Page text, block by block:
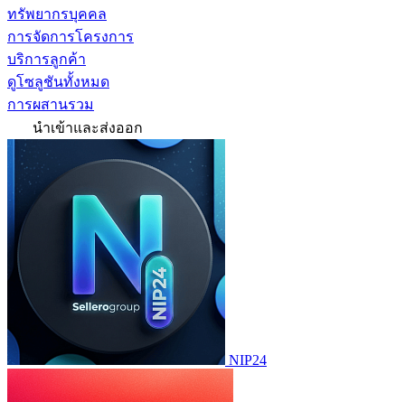
ทรัพยากรบุคคล
การจัดการโครงการ
บริการลูกค้า
ดูโซลูชันทั้งหมด
การผสานรวม
นำเข้าและส่งออก
NIP24